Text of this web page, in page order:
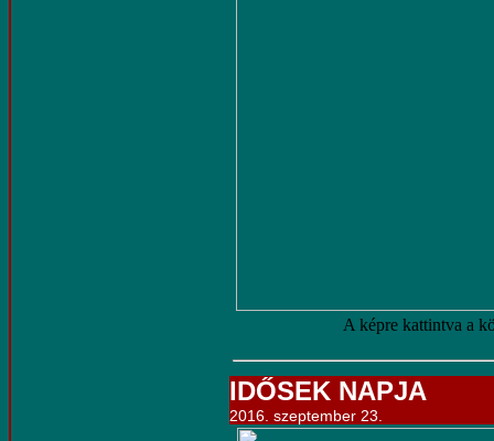
A képre kattintva a
IDŐSEK NAPJA
2016. szeptember 23.